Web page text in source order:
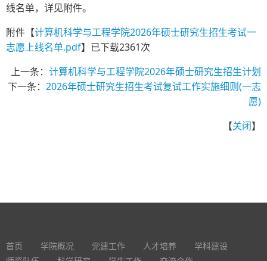
线名单，详见附件。
附件【计算机科学与工程学院2026年硕士研究生招生考试一
志愿上线名单.pdf】已下载2361次
上一条： 计算机科学与工程学院2026年硕士研究生招生计划
下一条： 2026年硕士研究生招生考试复试工作实施细则(一志
愿)
【关闭】
首页 学院概况 党建工作 人才培养
学科建设